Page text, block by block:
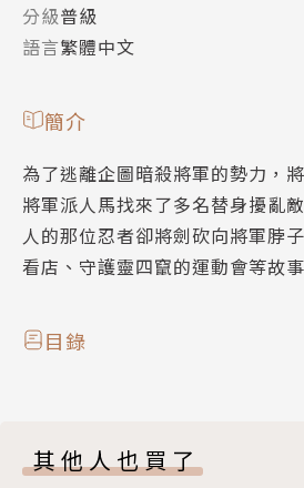
分級普級
語言繁體中文
簡介
為了逃離企圖暗殺將軍的勢力，
將軍派人馬找來了多名替身擾亂
人的那位忍者卻將劍砍向將軍脖
看店、守護靈四竄的運動會等故事
目錄
其他人也買了